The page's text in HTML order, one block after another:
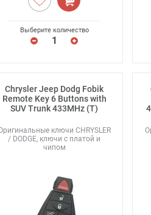
Выберите количество
Chrysler Jeep Dodg Fobik
Remote Key 6 Buttons with
SUV Trunk 433MHz (T)
ключи CHRYSLER
/ DODGE, ключи с платой и
чипом